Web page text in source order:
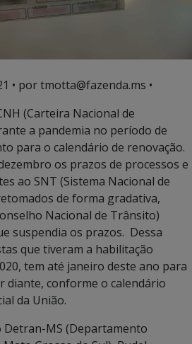
• por tmotta@fazenda.ms •
(Carteira Nacional de
a pandemia no período de
para o calendário de renovação.
os prazos de processos e
ao SNT (Sistema Nacional de
de forma gradativa,
Nacional de Trânsito)
suspendia os prazos. Dessa
que tiveram a habilitação
tem até janeiro deste ano para
diante, conforme o calendário
da União.
MS (Departamento